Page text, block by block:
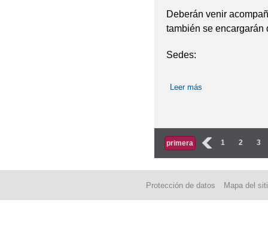
Deberán venir
también se encargarán
Sedes:
Leer más
Páginas
primera ‹ 1 2 3
Protección de datos Mapa del